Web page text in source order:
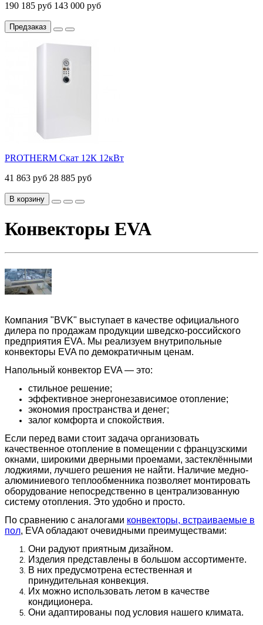
190 185 руб 143 000 руб
Предзаказ
PROTHERM Скат 12К 12кВт
41 863 руб 28 885 руб
В корзину
Конвекторы EVA
Компания "BVK" выступает в качестве официального
дилера по продажам продукции шведско-российского
предприятия EVA. Мы реализуем внутрипольные
конвекторы EVA по демократичным ценам.
Напольный конвектор EVA — это:
стильное решение;
эффективное энергонезависимое отопление;
экономия пространства и денег;
залог комфорта и спокойствия.
Если перед вами стоит задача организовать
качественное отопление в помещении с французскими
окнами, широкими дверными проемами, застеклёнными
лоджиями, лучшего решения не найти. Наличие медно-
алюминиевого теплообменника позволяет монтировать
оборудование непосредственно в централизованную
систему отопления. Это удобно и просто.
По сравнению с аналогами конвекторы, встраиваемые в
пол, EVA обладают очевидными преимуществами:
Они радуют приятным дизайном.
Изделия представлены в большом ассортименте.
В них предусмотрена естественная и
принудительная конвекция.
Их можно использовать летом в качестве
кондиционера.
Они адаптированы под условия нашего климата.